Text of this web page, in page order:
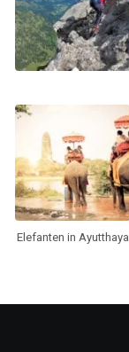
Elefanten in Ayutthaya